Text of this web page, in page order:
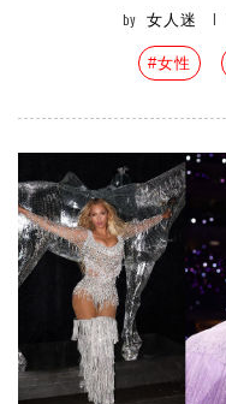
by 女人迷
#女性